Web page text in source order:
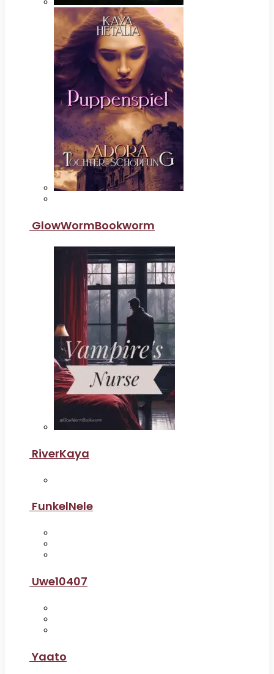
GlowWormBookworm
RiverKaya
FunkelNele
Uwe10407
Yaato